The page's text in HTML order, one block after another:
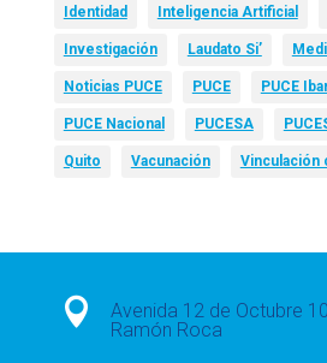
Identidad Inteligencia Artificial
Investigación Laudato Si’
Noticias PUCE PUCE PUCE
PUCE Nacional PUCESA
Quito Vacunación Vinculación

Avenida 12 de Octubre
Ramón Roca